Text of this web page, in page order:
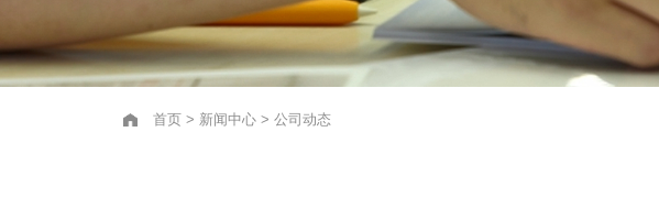
首页> 新闻中心> 公司动态